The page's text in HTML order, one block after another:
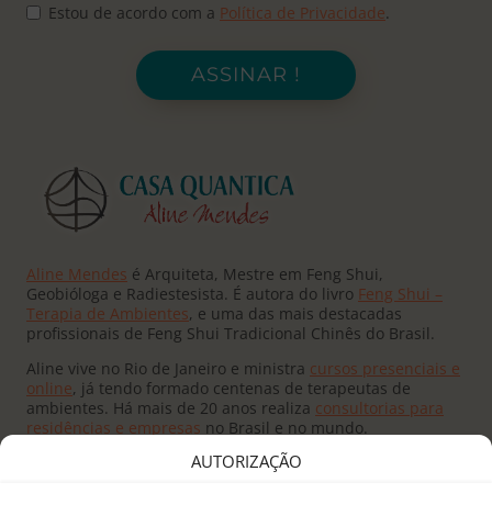
AUTORIZAÇÃO
Estou de acordo com a Política de Privacidade.
ASSINAR !
Aline Mendes é Arquiteta, Mestre em Feng Shui,
Geobióloga e Radiestesista. É autora do livro Feng Shui –
Terapia de Ambientes, e uma das mais destacadas
profissionais de Feng Shui Tradicional Chinês do Brasil.
Aline vive no Rio de Janeiro e ministra cursos presenciais e
online, já tendo formado centenas de terapeutas de
ambientes. Há mais de 20 anos realiza consultorias para
residências e empresas no Brasil e no mundo.